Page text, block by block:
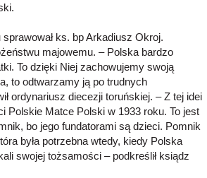
ks. bp Arkadiusz Okroj.
majowemu. – Polska bardzo
To dzięki Niej zachowujemy swoją
to odtwarzamy ją po trudnych
ordynariusz diecezji toruńskiej. – Z tej idei
Polskie Matce Polski w 1933 roku. To jest
bo jego fundatorami są dzieci. Pomnik
była potrzebna wtedy, kiedy Polska
swojej tożsamości – podkreślił ksiądz